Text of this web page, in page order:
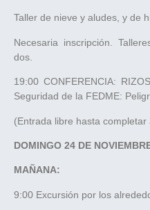
Taller de nieve y aludes, y de
Necesaria inscripción.
dos.
19:00 CONFERENCIA:
Seguridad de la FEDME:
(Entrada libre hasta completar
DOMINGO 24 DE
MAÑANA:
9:00 Excursión por los